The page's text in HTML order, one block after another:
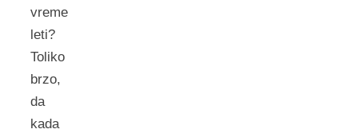
vreme
leti?
Toliko
brzo,
da
kada